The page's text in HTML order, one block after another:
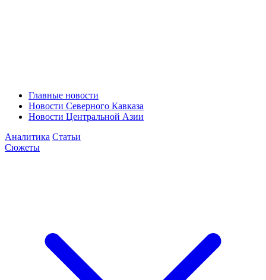
Главные новости
Новости Северного Кавказа
Новости Центральной Азии
Аналитика Статьи
Сюжеты